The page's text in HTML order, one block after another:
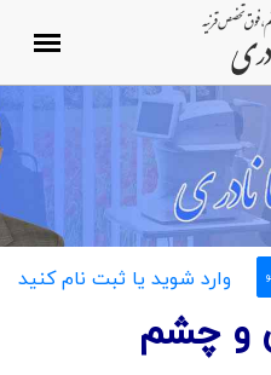
وارد شوید یا ثبت نام کنید
و چشم